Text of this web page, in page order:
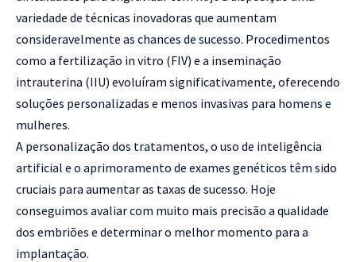
variedade de técnicas inovadoras que aumentam
consideravelmente as chances de sucesso. Procedimentos
como a fertilização in vitro (FIV) e a inseminação
intrauterina (IIU) evoluíram significativamente, oferecendo
soluções personalizadas e menos invasivas para homens e
mulheres.
A personalização dos tratamentos, o uso de inteligência
artificial e o aprimoramento de exames genéticos têm sido
cruciais para aumentar as taxas de sucesso. Hoje
conseguimos avaliar com muito mais precisão a qualidade
dos embriões e determinar o melhor momento para a
implantação.